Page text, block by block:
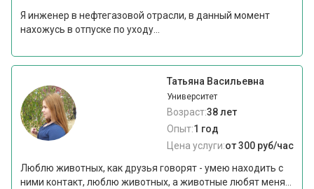
Я инженер в нефтегазовой отрасли, в данный момент
нахожусь в отпуске по уходу...
Татьяна Васильевна
Университет
Возраст:38 лет
Опыт:1 год
Цена услуги:от 300 руб/час
Люблю животных, как друзья говорят - умею находить с
ними контакт, люблю животных, а животные любят меня...